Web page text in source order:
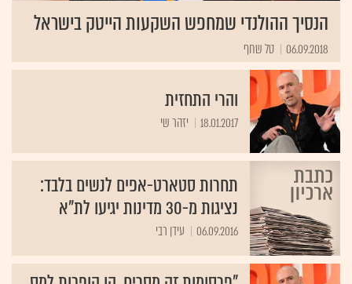
הנסיך ההולנדי שמחפש השקעות הייטק בישראל
06.09.2018 טל שחף
והרי התחזית
18.01.2017 יזהר שי
תחרות סטארט-אפים לנשים בלבד:
נציגות מ-30 מדינות יגיעו לת"א
06.09.2016 עידן רבי